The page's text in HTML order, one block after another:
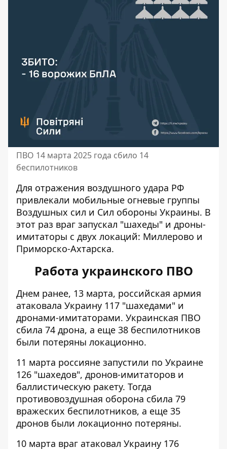
ПВО 14 марта 2025 года сбило 14
беспилотников
Для отражения воздушного удара РФ
привлекали мобильные огневые группы
Воздушных сил и Сил обороны Украины. В
этот раз враг запускал "шахеды" и дроны-
имитаторы с двух локаций: Миллерово и
Приморско-Ахтарска.
Работа украинского ПВО
Днем ранее, 13 марта, российская армия
атаковала Украину 117 "шахедами" и
дронами-имитаторами. Украинская ПВО
сбила 74 дрона, а еще 38 беспилотников
были потеряны локационно.
11 марта россияне запустили по Украине
126 "шахедов", дронов-имитаторов и
баллистическую ракету. Тогда
противовоздушная оборона сбила 79
вражеских беспилотников, а еще 35
дронов были локационно потеряны.
10 марта враг атаковал Украину 176